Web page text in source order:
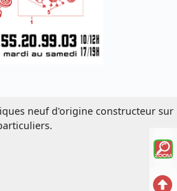
neuf d'origine constructeur sur
la